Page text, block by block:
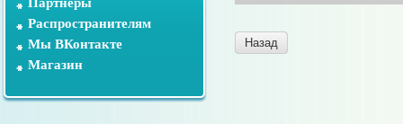
Распространителям
Мы ВКонтакте
Магазин
Назад